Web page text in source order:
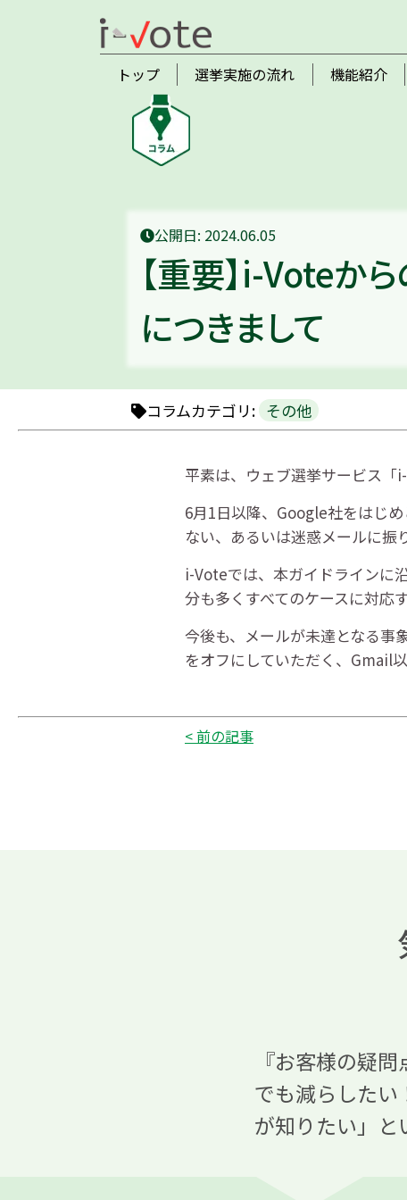
トップ 選挙実施の流れ 機能紹介
公開日: 2024.06.05
【重要】i-Voteか
につきまして
コラムカテゴリ: その他
平素は、ウェブ選挙サービス「
6月1日以降、Google社をはじ
ない、あるいは迷惑メールに振
i-Voteでは、本ガイドラインに
分も多くすべてのケースに対応
今後も、メールが未達となる事
をオフにしていただく、Gmail
< 前の記事
『お客様の疑
でも減らしたい
が知りたい」と